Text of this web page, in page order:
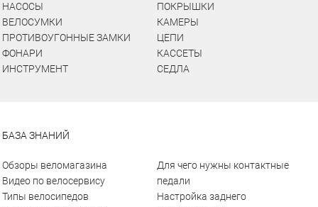
НАСОСЫ
ВЕЛОСУМКИ
ПРОТИВОУГОННЫЕ ЗАМКИ
ФОНАРИ
ИНСТРУМЕНТ
ПОКРЫШКИ
КАМЕРЫ
ЦЕПИ
КАССЕТЫ
СЕДЛА
БАЗА ЗНАНИЙ
Обзоры веломагазина
Видео по велосервису
Типы велосипедов
Для чего нужны контактные
педали
Настройка заднего